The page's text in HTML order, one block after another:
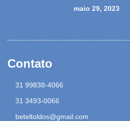
maio 29, 2023
Contato
31 99838-4066
31 3493-0066
beteltoldos@gmail.com